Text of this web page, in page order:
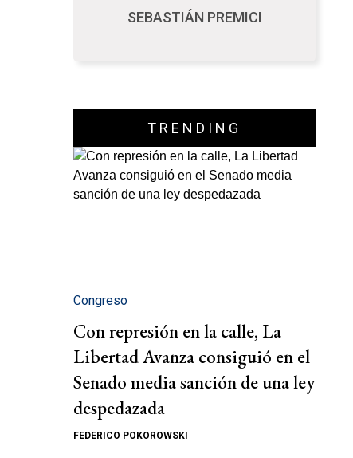
SEBASTIÁN PREMICI
TRENDING
Congreso
Con represión en la calle, La
Libertad Avanza consiguió en el
Senado media sanción de una ley
despedazada
FEDERICO POKOROWSKI